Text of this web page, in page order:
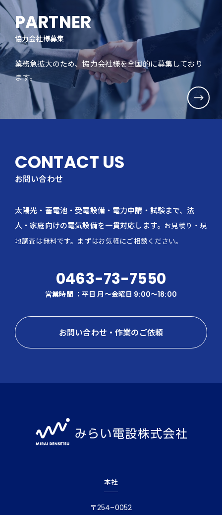
PARTNER
協力会社様募集
業務急拡大のため、協力会社様を全国的に募集しており
ます。
CONTACT US
お問い合わせ
太陽光・蓄電池・受電設備・電力申請・試験まで、法
人・家庭向けの電気設備を一貫対応します。 お見積り・現
地調査は無料です。まずはお気軽にご相談ください。
0463-73-7550
営業時間 ：平日 月〜金曜日 9:00～18:00
お問い合わせ・作業のご依頼
本社
〒254–0052